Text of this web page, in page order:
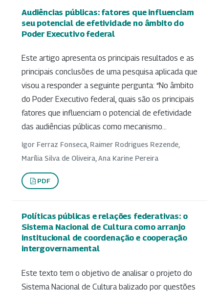
Audiências públicas: fatores que influenciam
seu potencial de efetividade no âmbito do
Poder Executivo federal
Este artigo apresenta os principais resultados e as
principais conclusões de uma pesquisa aplicada que
visou a responder a seguinte pergunta: “No âmbito
do Poder Executivo federal, quais são os principais
fatores que influenciam o potencial de efetividade
das audiências públicas como mecanismo...
Igor Ferraz Fonseca, Raimer Rodrigues Rezende,
Marília Silva de Oliveira, Ana Karine Pereira
PDF
Políticas públicas e relações federativas: o
Sistema Nacional de Cultura como arranjo
institucional de coordenação e cooperação
intergovernamental
Este texto tem o objetivo de analisar o projeto do
Sistema Nacional de Cultura balizado por questões